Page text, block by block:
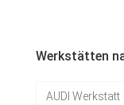
Werkstätten
AUDI Werkstatt